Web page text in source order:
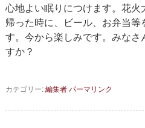
マルファン症候群
診察をご希望の方へ
遠方から来院される方は？
心地よい眠りにつけます。花
帰った時に、ビール、お弁当等
す。今から楽しみです。みなさ
すか？
カテゴリー:編集者パーマリンク